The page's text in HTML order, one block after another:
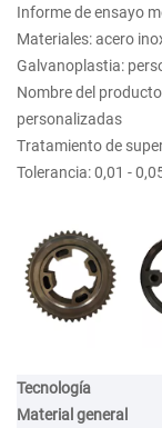
Informe de ensayo
Materiales: acero
Galvanoplastia:
Nombre del
personalizadas
Tratamiento de
Tolerancia: 0,01 -
Tecnología
Material general